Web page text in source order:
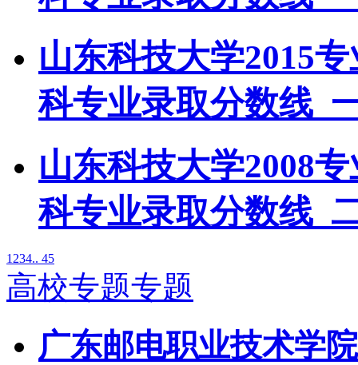
山东科技大学2015
科专业录取分数线_
山东科技大学2008
科专业录取分数线_
1 234.. 45
高校专题专题
广东邮电职业技术学院